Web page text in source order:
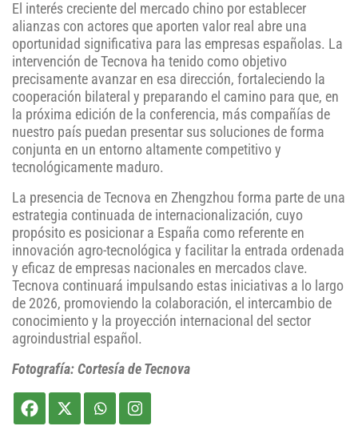
El interés creciente del mercado chino por establecer
alianzas con actores que aporten valor real abre una
oportunidad significativa para las empresas españolas. La
intervención de Tecnova ha tenido como objetivo
precisamente avanzar en esa dirección, fortaleciendo la
cooperación bilateral y preparando el camino para que, en
la próxima edición de la conferencia, más compañías de
nuestro país puedan presentar sus soluciones de forma
conjunta en un entorno altamente competitivo y
tecnológicamente maduro.
La presencia de Tecnova en Zhengzhou forma parte de una
estrategia continuada de internacionalización, cuyo
propósito es posicionar a España como referente en
innovación agro-tecnológica y facilitar la entrada ordenada
y eficaz de empresas nacionales en mercados clave.
Tecnova continuará impulsando estas iniciativas a lo largo
de 2026, promoviendo la colaboración, el intercambio de
conocimiento y la proyección internacional del sector
agroindustrial español.
Fotografía: Cortesía de Tecnova